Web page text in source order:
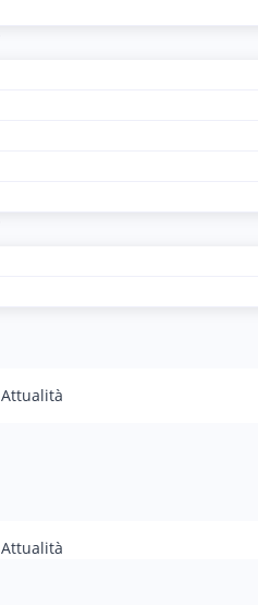
Attualità
Attualità